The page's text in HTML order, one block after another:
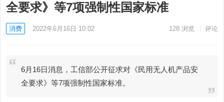
全要求》等7项强制性国家标准
消费 2022年6月16日 10:02 128浏览 评论
6月16日消息，工信部公开征求对《民用无人机产品安
全要求》等7项强制性国家标准。